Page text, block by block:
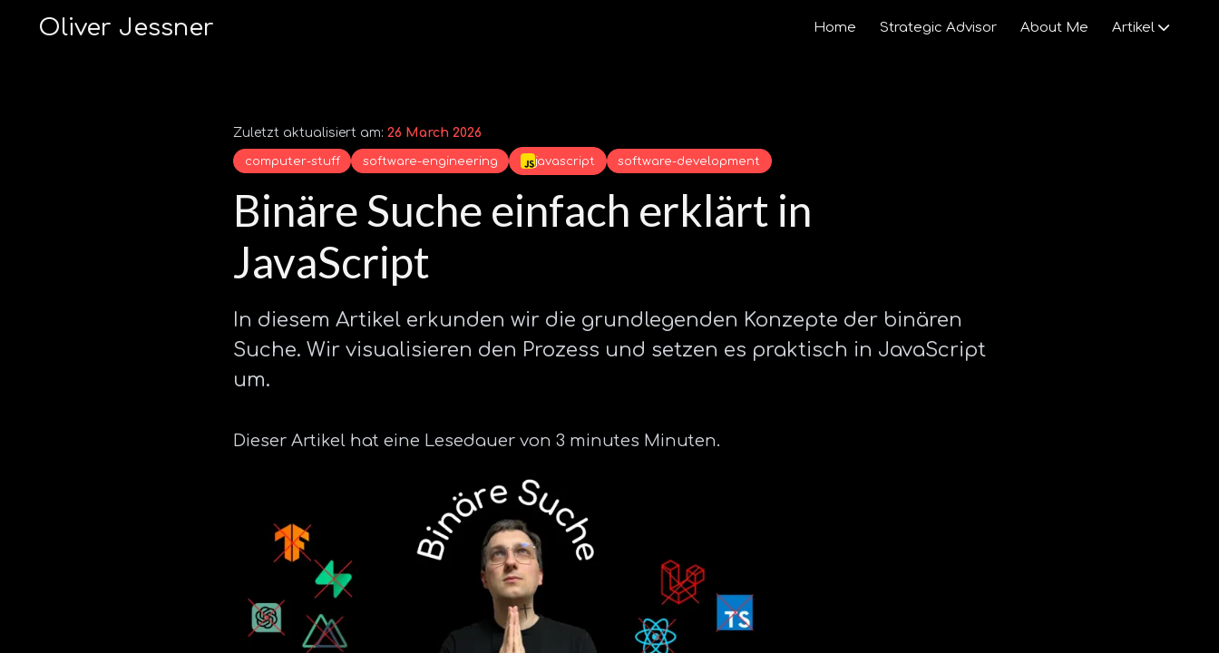
Oliver Jessner Home Strategic Advisor About Me Artikel
Zuletzt aktualisiert am: 26 March 2026
computer-stuff software-engineering javascript software-development
Binäre Suche einfach erklärt in
JavaScript
In diesem Artikel erkunden wir die grundlegenden Konzepte der binären
Suche. Wir visualisieren den Prozess und setzen es praktisch in JavaScript
um.
Dieser Artikel hat eine Lesedauer von 3 minutes Minuten.